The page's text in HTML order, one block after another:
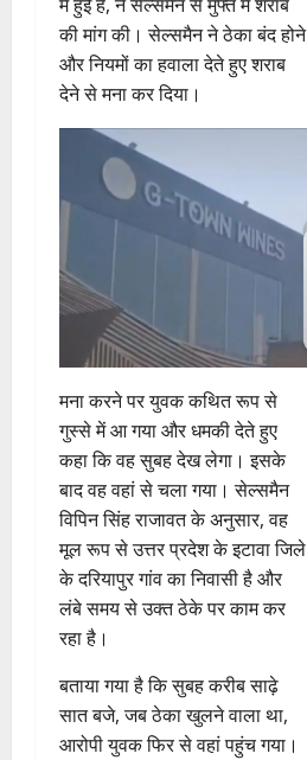
में हुई है, ने सेल्समैन से मुफ्त में शराब
की मांग की। सेल्समैन ने ठेका बंद होने
और नियमों का हवाला देते हुए शराब
देने से मना कर दिया।
मना करने पर युवक कथित रूप से
गुस्से में आ गया और धमकी देते हुए
कहा कि वह सुबह देख लेगा। इसके
बाद वह वहां से चला गया। सेल्समैन
विपिन सिंह राजावत के अनुसार, वह
मूल रूप से उत्तर प्रदेश के इटावा जिले
के दरियापुर गांव का निवासी है और
लंबे समय से उक्त ठेके पर काम कर
रहा है।
बताया गया है कि सुबह करीब साढ़े
सात बजे, जब ठेका खुलने वाला था,
आरोपी युवक फिर से वहां पहुंच गया।